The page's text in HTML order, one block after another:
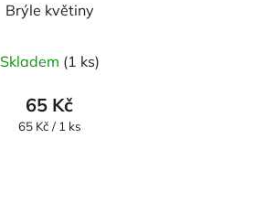
Brýle květiny
Skladem (1 ks)
65 Kč
Měrná
65 Kč / 1 ks